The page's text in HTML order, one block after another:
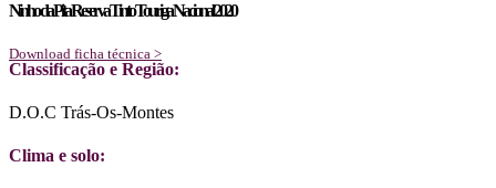
Ninho da Pita Reserva Tinto Touriga Nacional 2020
Download ficha técnica >
Classificação e Região:
D.O.C Trás-Os-Montes
Clima e solo: